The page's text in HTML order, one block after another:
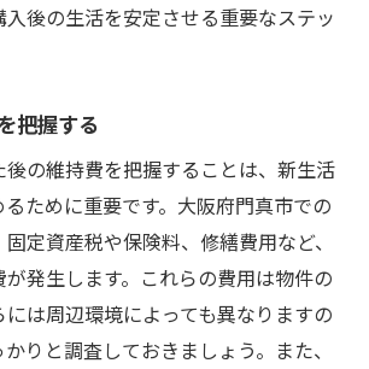
後の生活を安定させる重要なステッ
把握する
の維持費を把握することは、新生活
ために重要です。大阪府門真市での
定資産税や保険料、修繕費用など、
発生します。これらの費用は物件の
は周辺環境によっても異なりますの
りと調査しておきましょう。また、